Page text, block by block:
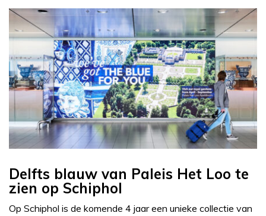
Delfts blauw van Paleis Het Loo te
zien op Schiphol
Op Schiphol is de komende 4 jaar een unieke collectie van